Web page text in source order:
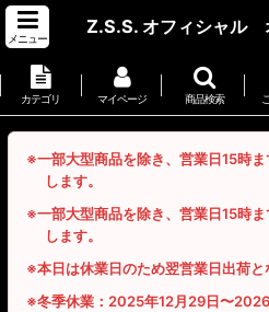
メニュー
Z.S.S. オフィシャル
カテゴリ マイページ 商品検索
※一部大型商品を除き、営業日15時
します。
※一部大型商品を除き、営業日15時
します。
※本日は休業日のため翌営業日出荷と
※冬季休業：2025年12月29日〜